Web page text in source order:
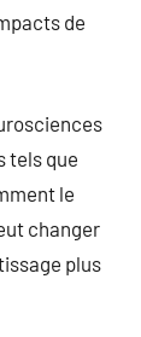
de
tels que
le
changer
plus